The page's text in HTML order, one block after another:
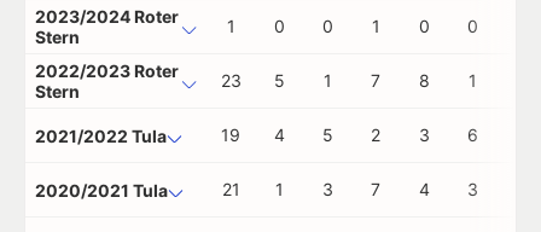
2023/2024 Roter
Stern
1 0 0 1 0 0
2022/2023 Roter
Stern
23 5 1 7 8 1
2021/2022 Tula 19 4 5 2 3 6
2020/2021 Tula 21 1 3 7 4 3